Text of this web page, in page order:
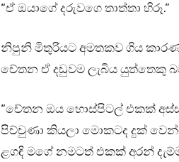
“ඒ ඔයාගේ දරුවගෙ තාත්තා හිරූ.”
නිපුනි මිතුරියට අමතකව ගිය
චේතන ඒ දඬුවම ලැබිය යුත්තෙකු
“චේතන ඔය හොස්පිටල් එකක්
පිච්චුණා කියලා මොකටද දුක්
ළගඳි මගේ නමටත් එකක් අරන්